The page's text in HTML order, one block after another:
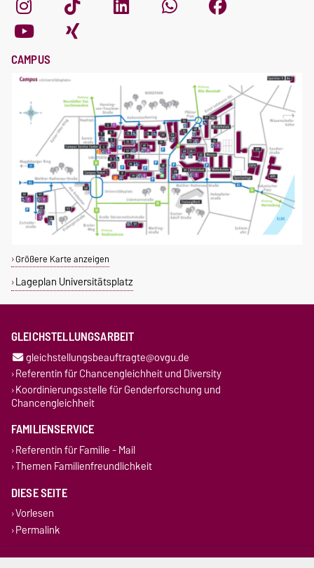
CAMPUS
Größere Karte anzeigen
Lageplan Universitätsplatz
GLEICHSTELLUNGSARBEIT
gleichstellungsbeauftragte@ovgu.de
Referentin für Chancengleichheit und Diversity
Koordinierungsstelle für Genderforschung und
Chancengleichheit
FAMILIENSERVICE
Referentin für Familie - Mail
Themen Familienfreundlichkeit
DIESE SEITE
Vorlesen
Permalink
Impressum